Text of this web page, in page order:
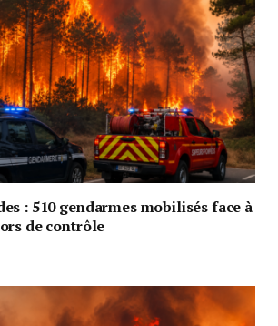
: 510 gendarmes mobilisés face à
de contrôle